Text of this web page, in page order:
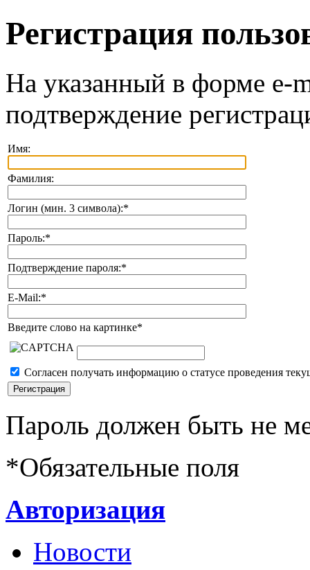
Регистрация
На указанный в форме e-
подтверждение
Имя:
Фамилия:
Логин (мин. 3 символа):*
Пароль:*
Подтверждение пароля:*
E-Mail:*
Введите слово на картинке*
Согласен получать информацию о статусе проведения
Пароль должен быть не
*Обязательные поля
Авторизация
Новости